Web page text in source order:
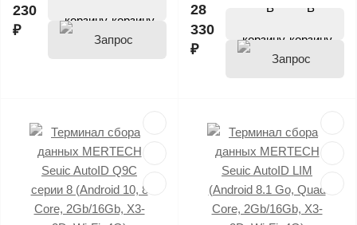
230
₽
корзину
28
330
₽
В
корзину
цены